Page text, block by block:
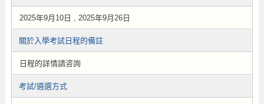
2025年9月10日 , 2025年9月26日
關於入學考試日程的備註
日程的詳情請咨詢
考試/遴選方式